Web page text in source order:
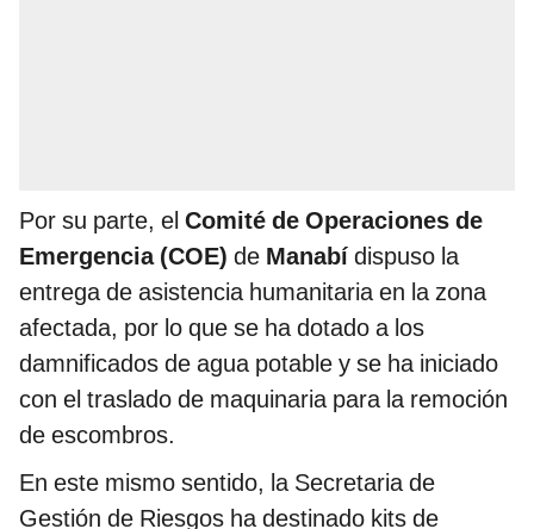
Por su parte, el Comité de Operaciones de
Emergencia (COE) de Manabí dispuso la
entrega de asistencia humanitaria en la zona
afectada, por lo que se ha dotado a los
damnificados de agua potable y se ha iniciado
con el traslado de maquinaria para la remoción
de escombros.
En este mismo sentido, la Secretaria de
Gestión de Riesgos ha destinado kits de